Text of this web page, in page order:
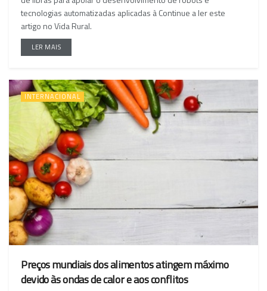
tecnologias automatizadas aplicadas à Continue a ler este
artigo no Vida Rural.
LER MAIS
INTERNACIONAL
Preços mundiais dos alimentos atingem máximo
devido às ondas de calor e aos conflitos